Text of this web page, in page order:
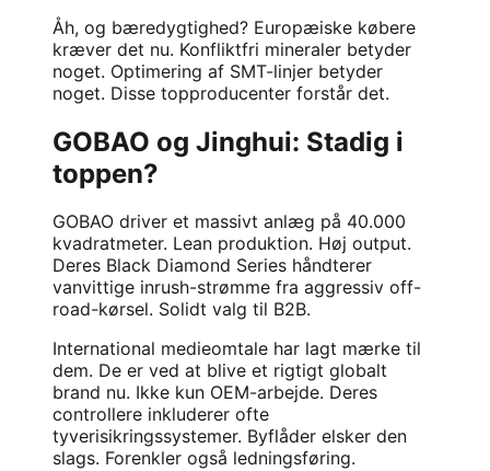
Åh, og bæredygtighed? Europæiske købere
kræver det nu. Konfliktfri mineraler betyder
noget. Optimering af SMT-linjer betyder
noget. Disse topproducenter forstår det.
GOBAO og Jinghui: Stadig i
toppen?
GOBAO driver et massivt anlæg på 40.000
kvadratmeter. Lean produktion. Høj output.
Deres Black Diamond Series håndterer
vanvittige inrush-strømme fra aggressiv off-
road-kørsel. Solidt valg til B2B.
International medieomtale har lagt mærke til
dem. De er ved at blive et rigtigt globalt
brand nu. Ikke kun OEM-arbejde. Deres
controllere inkluderer ofte
tyverisikringssystemer. Byflåder elsker den
slags. Forenkler også ledningsføring.